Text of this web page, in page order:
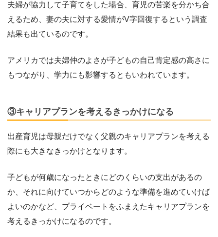
夫婦が協力して子育てをした場合、育児の苦楽を分かち合
えるため、妻の夫に対する愛情がV字回復するという調査
結果も出ているのです。
アメリカでは夫婦仲のよさが子どもの自己肯定感の高さに
もつながり、学力にも影響するともいわれています。
③キャリアプランを考えるきっかけになる
出産育児は母親だけでなく父親のキャリアプランを考える
際にも大きなきっかけとなります。
子どもが何歳になったときにどのくらいの支出があるの
か、それに向けていつからどのような準備を進めていけば
よいのかなど、プライベートをふまえたキャリアプランを
考えるきっかけになるのです。